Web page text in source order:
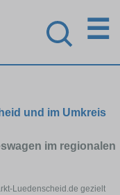
☰
und im Umkreis
im regionalen
Luedenscheid.de gezielt